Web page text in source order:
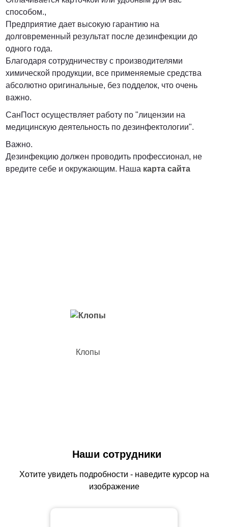
способом.,
Предприятие дает высокую гарантию на
долговременный результат после дезинфекции до
одного года.
Благодаря сотрудничеству с производителями
химической продукции, все применяемые средства
абсолютно оригинальные, без подделок, что очень
важно.
СанПост осуществляет работу по "лицензии на
медицинскую деятельность по дезинфектологии".
Важно.
Дезинфекцию должен проводить профессионал, не
вредите себе и окружающим. Наша карта сайта
Клопы
Наши сотрудники
Хотите увидеть подробности - наведите курсор на
изображение